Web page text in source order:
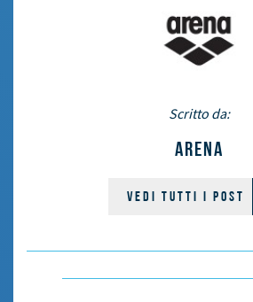
Scritto da:
ARENA
VEDI TUTTI I POST